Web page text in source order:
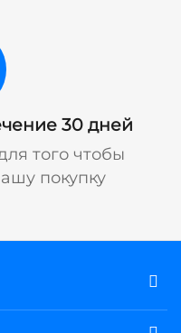
30 дней
того чтобы
покупку